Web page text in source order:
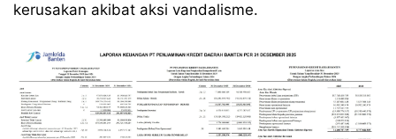
kerusakan akibat aksi vandalisme.